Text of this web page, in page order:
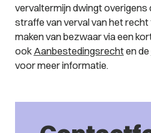
vervaltermijn dwingt overigens
straffe van verval van het
maken van bezwaar via een
ook Aanbestedingsrechten de
voor meer informatie.